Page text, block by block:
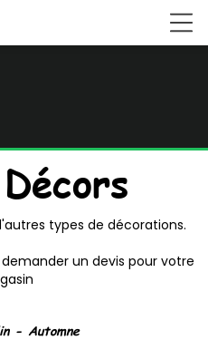
types de décorations.
un devis pour votre
- Automne